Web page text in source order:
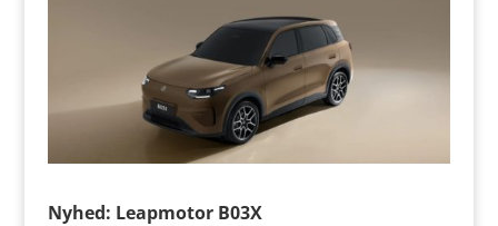
Nyhed: Leapmotor B03X